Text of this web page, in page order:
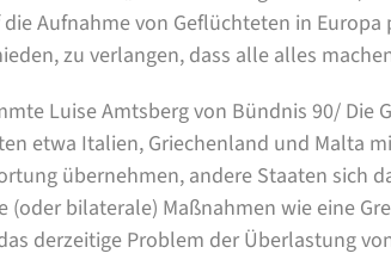
Aufnahme von Geflüchteten in
zu verlangen, dass alle alles
Luise Amtsberg von Bündnis 90/ Die
etwa Italien, Griechenland und Malta
übernehmen, andere Staaten sich
(oder bilaterale) Maßnahmen wie eine
derzeitige Problem der Überlastung